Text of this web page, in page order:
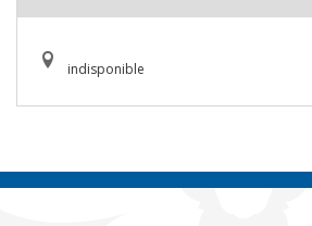
indisponible